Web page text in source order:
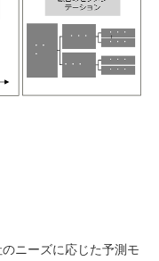
ニーズに応じた予測モ